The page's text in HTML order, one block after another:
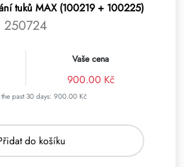
tuků MAX (100219 + 100225)
250724
Vaše cena
900.00 Kč
past 30 days: 900.00 Kč
do košíku